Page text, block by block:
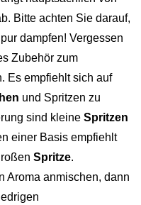
Bitte achten Sie darauf,
dampfen! Vergessen
Zubehör zum
Es empfiehlt sich auf
und Spritzen zu
sind kleine Spritzen
einer Basis empfiehlt
Spritze.
Aroma anmischen, dann